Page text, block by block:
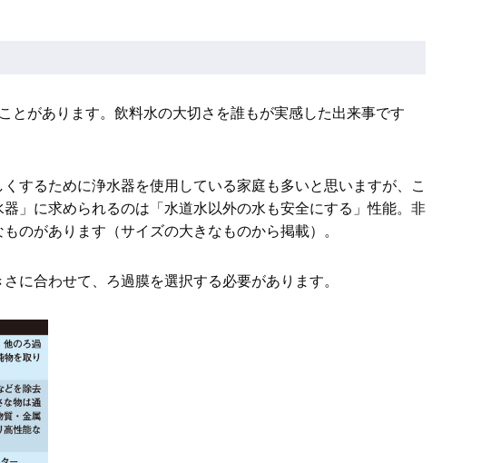
とがあります。飲料水の大切さを誰もが実感した出来事です
するために浄水器を使用している家庭も多いと思いますが、こ
」に求められるのは「水道水以外の水も安全にする」性能。非
のがあります（サイズの大きなものから掲載）。
に合わせて、ろ過膜を選択する必要があります。